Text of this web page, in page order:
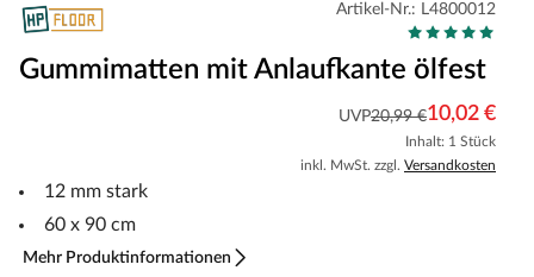
Artikel-Nr.: L4800012
Gummimatten mit Anlaufkante ölfest
UVP20,99 €10,02 €
Inhalt: 1 Stück
inkl. MwSt. zzgl. Versandkosten
12 mm stark
60 x 90 cm
Mehr Produktinformationen